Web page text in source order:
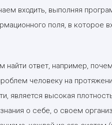
входить, выполняя
поля, в которое
ответ, например,
человеку на
является высокая
о себе, о своем